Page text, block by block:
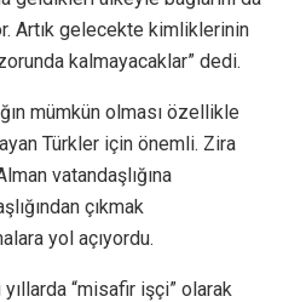
Artık gelecekte kimliklerinin
kalmayacaklar” dedi.
mümkün olması özellikle
Türkler için önemli. Zira
vatandaşlığına
çıkmak
yol açıyordu.
yıllarda “misafir işçi” olarak